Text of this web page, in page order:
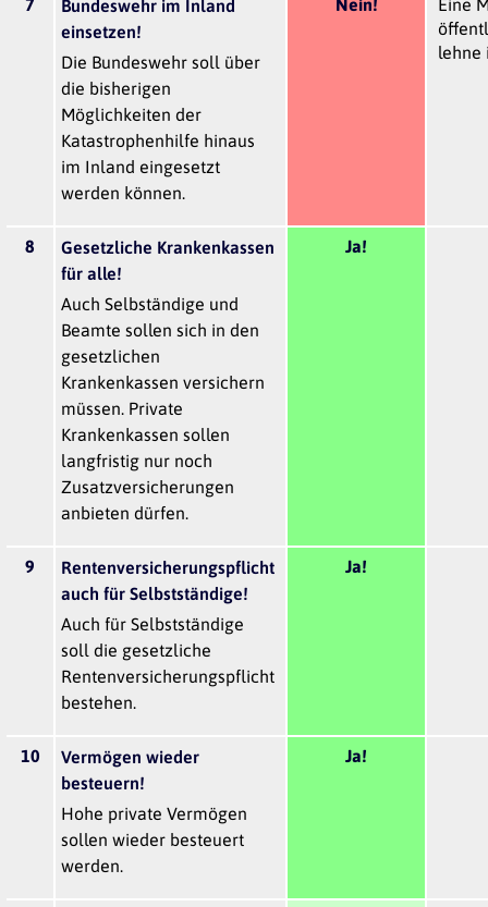
7
Bundeswehr im Inland
einsetzen!
Die Bundeswehr soll über
die bisherigen
Möglichkeiten der
Katastrophenhilfe hinaus
im Inland eingesetzt
werden können.
Nein!
Eine
lehne
8
Gesetzliche Krankenkassen
für alle!
Auch Selbständige und
Beamte sollen sich in den
gesetzlichen
Krankenkassen versichern
müssen. Private
Krankenkassen sollen
langfristig nur noch
Zusatzversicherungen
anbieten dürfen.
Ja!
9
Rentenversicherungspflicht
auch für Selbstständige!
Auch für Selbstständige
soll die gesetzliche
Rentenversicherungspflicht
bestehen.
Ja!
10
Vermögen wieder
besteuern!
Hohe private Vermögen
sollen wieder besteuert
werden.
Ja!